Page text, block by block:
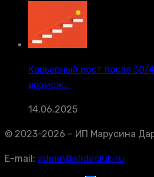
Карьерный рост после
возмож...
14.06.2025
© 2023-2026 – ИП Марусина
E-mail: admin@slideclub.ru